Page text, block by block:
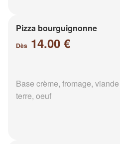
Pizza bourguignonne
Dès 14.00 €
Base crème, fromage,
terre, oeuf